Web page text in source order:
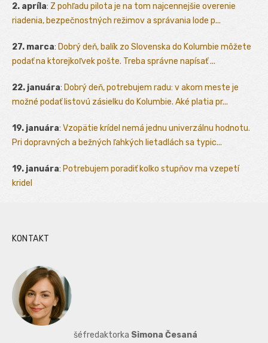
2. apríla: Z pohľadu pilota je na tom najcennejšie overenie
riadenia, bezpečnostných režimov a správania lode p...
27. marca: Dobrý deň, balík zo Slovenska do Kolumbie môžete
podať na ktorejkoľvek pošte. Treba správne napísať ...
22. januára: Dobrý deň, potrebujem radu: v akom meste je
možné podať listovú zásielku do Kolumbie. Aké platia pr...
19. januára: Vzopätie krídel nemá jednu univerzálnu hodnotu.
Pri dopravných a bežných ľahkých lietadlách sa typic...
19. januára: Potrebujem poradiť kolko stupňov ma vzepetí
kridel
KONTAKT
šéfredaktorka Simona Česaná